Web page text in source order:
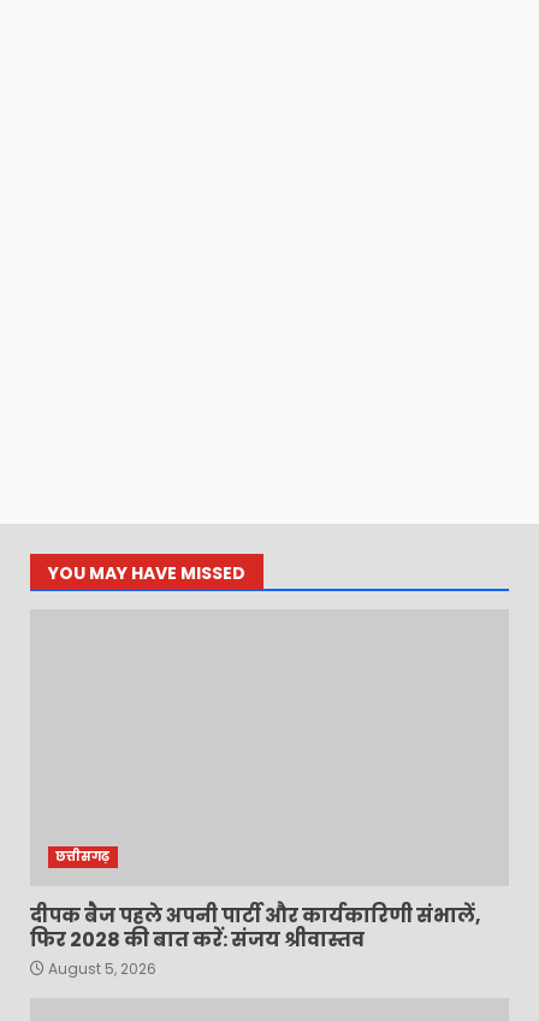
YOU MAY HAVE MISSED
छत्तीसगढ़
दीपक बैज पहले अपनी पार्टी और कार्यकारिणी संभालें,
फिर 2028 की बात करें: संजय श्रीवास्तव
August 5, 2026